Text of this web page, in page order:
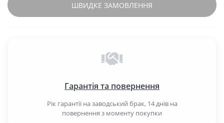
ШВИДКЕ ЗАМОВЛЕННЯ
Гарантія та повернення
Рік гарантії на заводський брак, 14 днів на
повернення з моменту покупки